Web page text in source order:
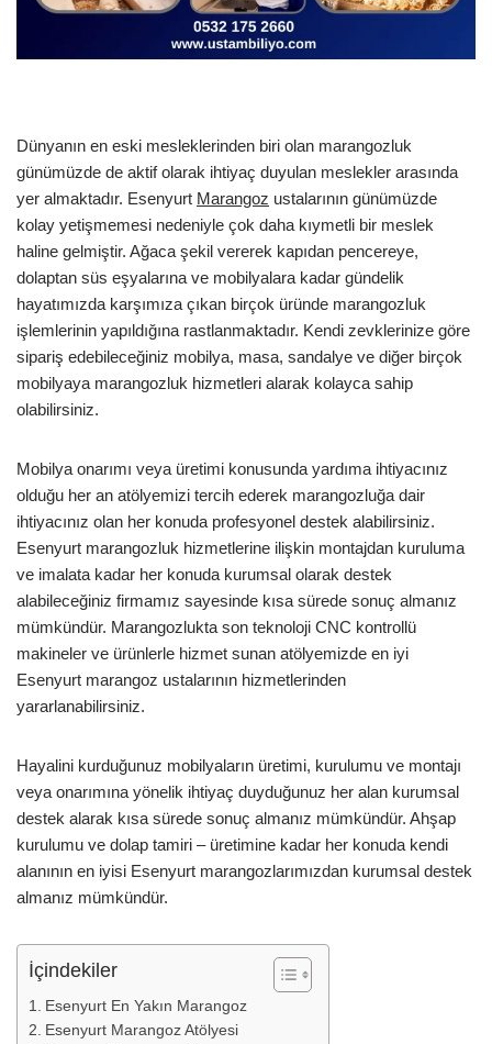
Dünyanın en eski mesleklerinden biri olan marangozluk
günümüzde de aktif olarak ihtiyaç duyulan meslekler arasında
yer almaktadır. Esenyurt Marangoz ustalarının günümüzde
kolay yetişmemesi nedeniyle çok daha kıymetli bir meslek
haline gelmiştir. Ağaca şekil vererek kapıdan pencereye,
dolaptan süs eşyalarına ve mobilyalara kadar gündelik
hayatımızda karşımıza çıkan birçok üründe marangozluk
işlemlerinin yapıldığına rastlanmaktadır. Kendi zevklerinize göre
sipariş edebileceğiniz mobilya, masa, sandalye ve diğer birçok
mobilyaya marangozluk hizmetleri alarak kolayca sahip
olabilirsiniz.
Mobilya onarımı veya üretimi konusunda yardıma ihtiyacınız
olduğu her an atölyemizi tercih ederek marangozluğa dair
ihtiyacınız olan her konuda profesyonel destek alabilirsiniz.
Esenyurt marangozluk hizmetlerine ilişkin montajdan kuruluma
ve imalata kadar her konuda kurumsal olarak destek
alabileceğiniz firmamız sayesinde kısa sürede sonuç almanız
mümkündür. Marangozlukta son teknoloji CNC kontrollü
makineler ve ürünlerle hizmet sunan atölyemizde en iyi
Esenyurt marangoz ustalarının hizmetlerinden
yararlanabilirsiniz.
Hayalini kurduğunuz mobilyaların üretimi, kurulumu ve montajı
veya onarımına yönelik ihtiyaç duyduğunuz her alan kurumsal
destek alarak kısa sürede sonuç almanız mümkündür. Ahşap
kurulumu ve dolap tamiri – üretimine kadar her konuda kendi
alanının en iyisi Esenyurt marangozlarımızdan kurumsal destek
almanız mümkündür.
İçindekiler
Esenyurt En Yakın Marangoz
Esenyurt Marangoz Atölyesi